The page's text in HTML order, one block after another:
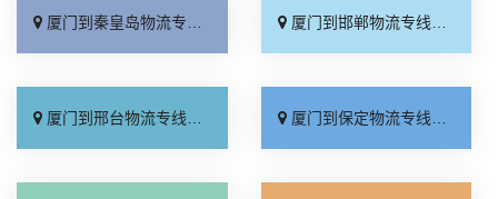
厦门到秦皇岛物流专线_高速快运「整车配货」 厦门到邯郸物流专线_全境到达「无需中转」
厦门到邢台物流专线_需要几天「要多少钱」 厦门到保定物流专线_多少一吨「定点发车」